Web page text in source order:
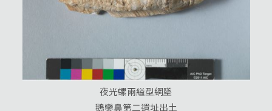
夜光螺兩縊型網墜
鵝鑾鼻第二遺址出土